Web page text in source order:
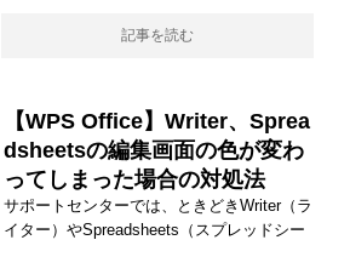
記事を読む
【WPS Office】Writer、Sprea
dsheetsの編集画面の色が変わ
ってしまった場合の対処法
サポートセンターでは、ときどきWriter（ラ
イター）やSpreadsheets（スプレッドシー